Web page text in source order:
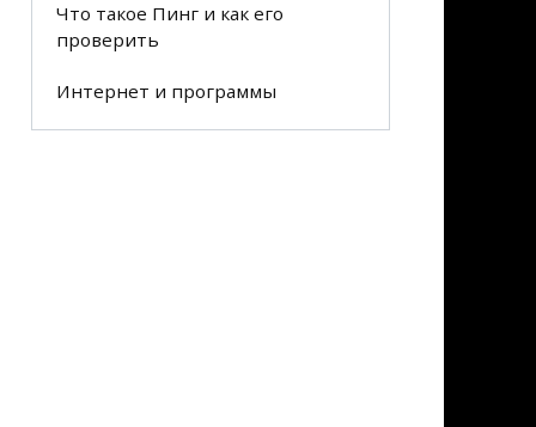
Что такое Пинг и как его
проверить
Интернет и программы